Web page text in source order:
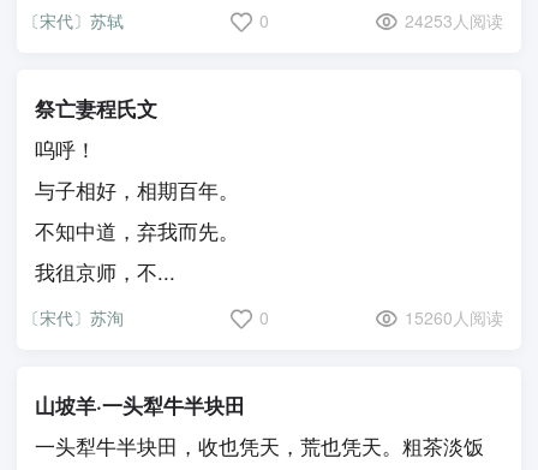
〔宋代〕苏轼 0 24253人阅读
祭亡妻程氏文
呜呼！
与子相好，相期百年。
不知中道，弃我而先。
我徂京师，不...
〔宋代〕苏洵 0 15260人阅读
山坡羊·一头犁牛半块田
一头犁牛半块田，收也凭天，荒也凭天。粗茶淡饭